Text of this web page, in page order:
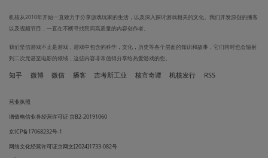
机核从2010年开始一直致力于分享游戏玩家的生活，以及深入探讨游戏相关的文化。我们开发原创的播客
以及视频节目，一直在不断寻找民间高质量的内容创作者。
我们坚信游戏不止是游戏，游戏中包含的科学，文化，历史等各个层面的知识和故事，它们同时也会辐射
到二次元甚至电影的领域，这些内容非常值得分享给热爱游戏的您。
知乎 微博 微信 播客 吉考斯工业 核市奇谭 机核发行 RSS
营业执照
增值电信业务经营许可证 京B2-20191060
京ICP备17068232号-1
网络文化经营许可证京网文[2024]1733-082号